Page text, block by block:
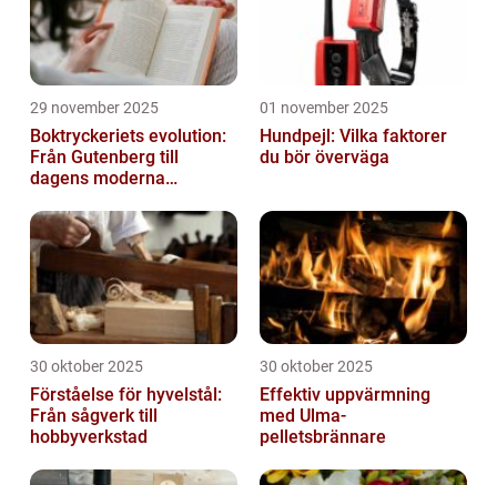
29 november 2025
Boktryckeriets evolution:
Från Gutenberg till
dagens moderna
01 november 2025
Hundpejl: Vilka faktorer
du bör överväga
30 oktober 2025
Förståelse för hyvelstål:
Från sågverk till
hobbyverkstad
30 oktober 2025
Effektiv uppvärmning
med Ulma-
pelletsbrännare